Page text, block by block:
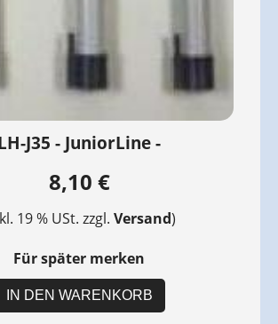
J35 - JuniorLine -
8,10 €
19 % USt. zzgl. Versand)
Für später merken
IN DEN WARENKORB